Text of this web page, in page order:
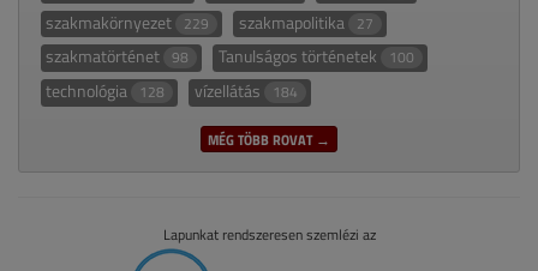
szakmakörnyezet 229 szakmapolitika 27
szakmatörténet 98 Tanulságos történetek 100
technológia 128 vízellátás 184
MÉG TÖBB ROVAT →
Lapunkat rendszeresen szemlézi az